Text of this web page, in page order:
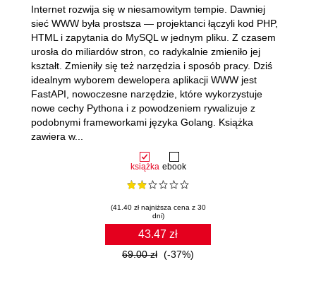
książka ebook
(41.40 zł najniższa cena z 30
dni)
43.47 zł
69.00 zł (-37%)
Internet rozwija się w niesamowitym tempie. Dawniej
sieć WWW była prostsza ― projektanci łączyli kod PHP,
HTML i zapytania do MySQL w jednym pliku. Z czasem
urosła do miliardów stron, co radykalnie zmieniło jej
kształt. Zmieniły się też narzędzia i sposób pracy. Dziś
idealnym wyborem dewelopera aplikacji WWW jest
FastAPI, nowoczesne narzędzie, które wykorzystuje
nowe cechy Pythona i z powodzeniem rywalizuje z
podobnymi frameworkami języka Golang. Książka
zawiera w...